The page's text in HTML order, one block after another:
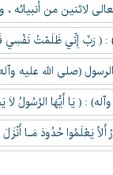
لاثنين من
: ( رَبِّ إِنِّي ظَلَمْتُ نَفْسِي
(صلى الله عليه
: ( يَا أَيُّهَا الرَّسُولُ
أَلاَّ يَعْلَمُوا حُدُودَ مَـا